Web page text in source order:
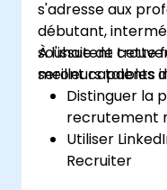
s'adresse aux
débutant,
souhaitent
meilleurs talents
À l'issue de cette
seront capables
Distinguer la
recrutement
Utiliser
Recruiter